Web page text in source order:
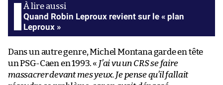
Quand Robin Leproux revient sur le « plan
Leproux »
Dans un autre genre, Michel Montana garde en tête
un PSG-Caen en 1993. « J’ai vu un CRS se faire
massacrer devant mes yeux. Je pense qu’il fallait